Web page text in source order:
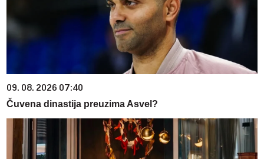
09. 08. 2026 07:40
Čuvena dinastija preuzima Asvel?